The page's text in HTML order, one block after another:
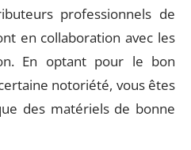
professionnels de
en collaboration avec les
En optant pour le bon
notoriété, vous êtes
des matériels de bonne